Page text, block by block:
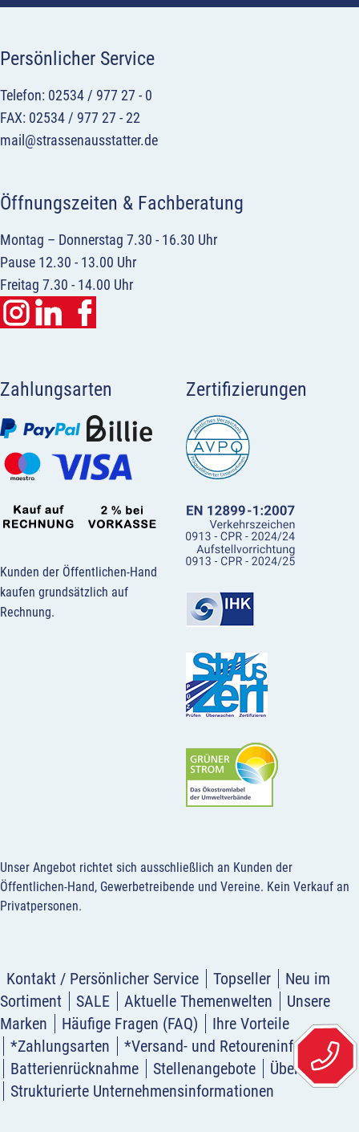
Persönlicher Service
Telefon: 02534 / 977 27 - 0
FAX: 02534 / 977 27 - 22
mail@strassenausstatter.de
Öffnungszeiten & Fachberatung
Montag – Donnerstag 7.30 - 16.30 Uhr
Pause 12.30 - 13.00 Uhr
Freitag 7.30 - 14.00 Uhr
Zahlungsarten
Kunden der Öffentlichen-Hand
kaufen grundsätzlich auf
Rechnung.
Zertifizierungen
Unser Angebot richtet sich ausschließlich an Kunden der
Öffentlichen-Hand, Gewerbetreibende und Vereine. Kein Verkauf an
Privatpersonen.
Kontakt / Persönlicher Service Topseller
Neu im
Sortiment
SALE Aktuelle Themenwelten
Unsere
Marken
Häufige Fragen (FAQ)
Ihre Vorteile
*Zahlungsarten
*Versand- und Retoureninformation
Batterienrücknahme
Stellenangebote
Über uns
Strukturierte Unternehmensinformationen